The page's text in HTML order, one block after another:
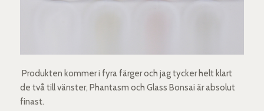
Produkten kommer i fyra färger och jag tycker helt klart
de två till vänster, Phantasm och Glass Bonsai är absolut
finast.